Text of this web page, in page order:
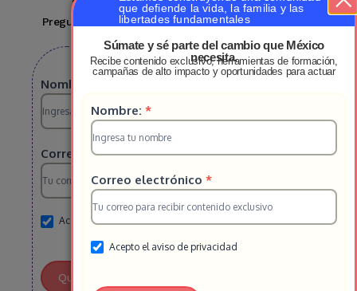
Preguntas Frecuentes
Contacto
Suscribete a nuestro boletin
Suscripcion
HS
2025
Nombre:
Correo electrónico*
Acepto el aviso de privacidad
Quiero Unirme
que defiende la vida, la familia y las
libertades fundamentales
Súmate y sé parte del cambio que México
necesita.
Recibe contenido exclusivo, herramientas de formación,
campañas de alto impacto y oportunidades para actuar
Suscripcion
HS
2025
Nombre: *
Correo electrónico *
Acepto el aviso de privacidad